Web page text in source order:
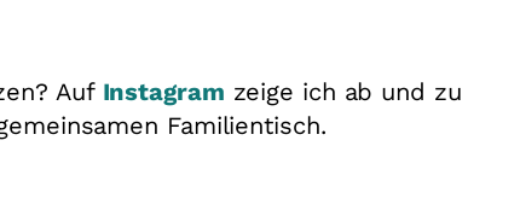
Auf Instagram zeige ich ab und zu
Familientisch.